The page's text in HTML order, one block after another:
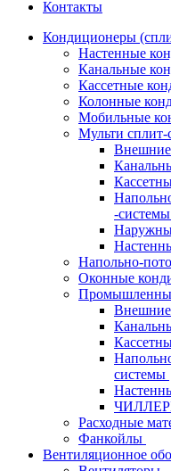
Контакты
Кондиционеры
Настенные
Канальные
Кассетные
Колонные
Мобильные
Мульти сплит-
Внешние
-системы
Напольно-
Оконные
Внешние
системы
Расходные
Фанкойлы
Вентиляционное